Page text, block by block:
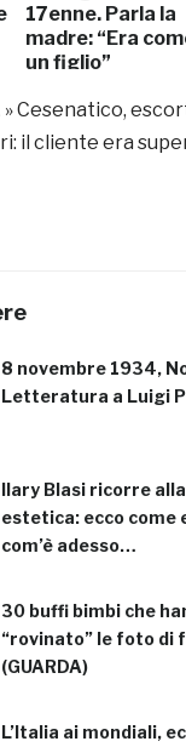
17enne. Parla la
madre: “Era
un figlio”
»Cesenatico,
il cliente era
8 novembre 1934,
Letteratura a Luigi
Ilary Blasi ricorre
estetica: ecco come
com’è adesso…
30 buffi bimbi che
“rovinato” le foto di
(GUARDA)
L’Italia ai mondiali,